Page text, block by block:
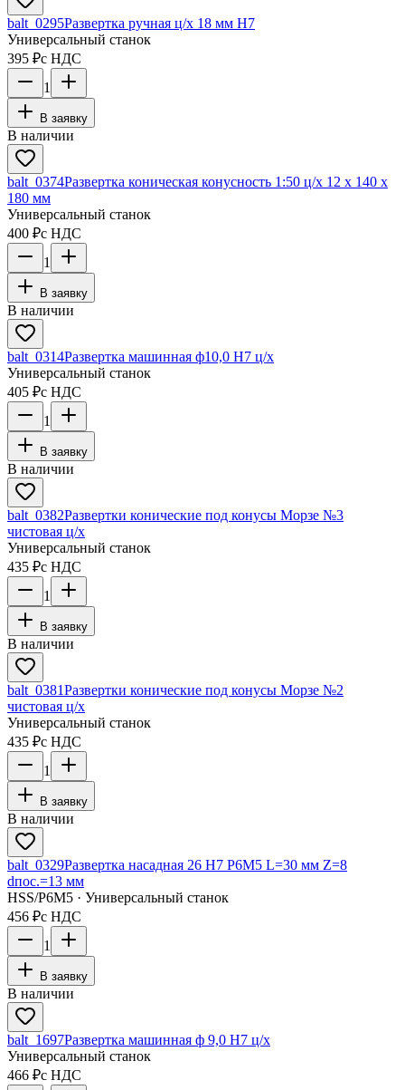
balt_0295Развертка ручная ц/х 18 мм Н7
Универсальный станок
395 ₽с НДС
1
В заявку
В наличии
balt_0374Развертка коническая конусность 1:50 ц/х 12 х 140 х
180 мм
Универсальный станок
400 ₽с НДС
1
В заявку
В наличии
balt_0314Развертка машинная ф10,0 Н7 ц/х
Универсальный станок
405 ₽с НДС
1
В заявку
В наличии
balt_0382Развертки конические под конусы Морзе №3
чистовая ц/х
Универсальный станок
435 ₽с НДС
1
В заявку
В наличии
balt_0381Развертки конические под конусы Морзе №2
чистовая ц/х
Универсальный станок
435 ₽с НДС
1
В заявку
В наличии
balt_0329Развертка насадная 26 Н7 Р6М5 L=30 мм Z=8
dпос.=13 мм
HSS/Р6М5 · Универсальный станок
456 ₽с НДС
1
В заявку
В наличии
balt_1697Развертка машинная ф 9,0 Н7 ц/х
Универсальный станок
466 ₽с НДС